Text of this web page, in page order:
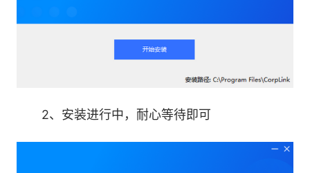
2、安装进行中，耐心等待即可